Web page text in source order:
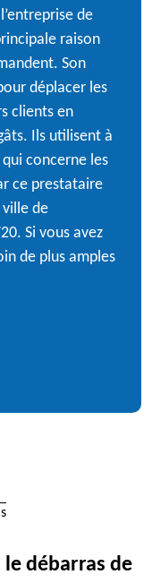
de
raison
Son
déplacer les
clients en
Ils utilisent à
concerne les
ce prestataire
de
Si vous avez
de plus amples
débarras de